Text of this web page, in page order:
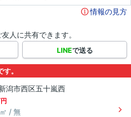
情報の見方
人に共有できます。
LINEで送る
。
潟市西区五十嵐西
/ 無